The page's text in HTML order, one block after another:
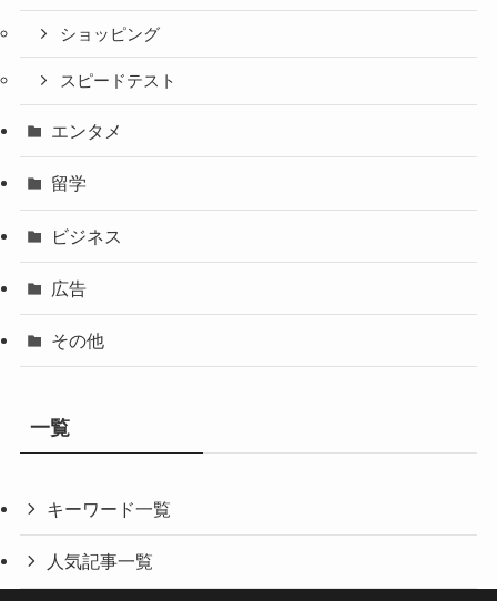
ショッピング
スピードテスト
エンタメ
留学
ビジネス
広告
その他
一覧
キーワード一覧
人気記事一覧